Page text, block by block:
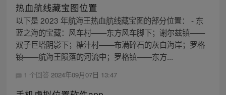
热血航线藏宝图位置
以下是 2023 年航海王热血航线藏宝图的部分位置： - 东
蓝之海的宝藏：风车村——东方风车脚下；谢尔兹镇——
双子巨塔阴影下；糖汁村——布满碎石的灰白海岸；罗格
镇——航海王陨落的河流中；罗格镇——东方...
1 个回答 2024年09月07日 13:47